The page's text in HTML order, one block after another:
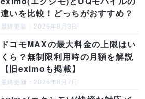
違いを比較！どっちがおすすめ？
最終更新：2026年8月3日
ドコモMAXの最大料金の上限はい
くら？無制限利用時の月額を解説
【旧eximoも掲載】
最終更新：2026年8月7日